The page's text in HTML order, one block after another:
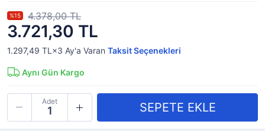
3.721,30 TL
%15 4.378,00 TL
1.297,49 TL×3 Ay'a Varan Taksit Seçenekleri
Aynı Gün Kargo
Adet